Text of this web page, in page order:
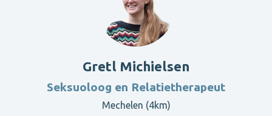
Gretl Michielsen
Seksuoloog en Relatietherapeut
Mechelen (4km)